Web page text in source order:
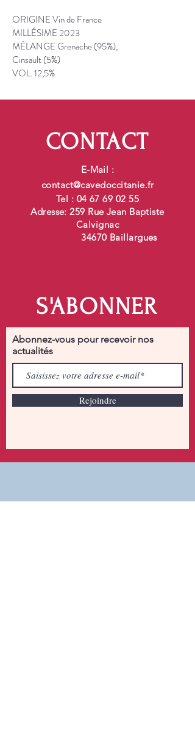
ORIGINE Vin de France
MILLÉSIME 2023
MÉLANGE Grenache (95%),
Cinsault (5%)
VOL. 12,5%
CONTACT
E-Mail :
contact@cavedoccitanie.fr
Tel : 04 67 69 02 55
Adresse: 259 Rue Jean Baptiste
Calvignac
34670 Baillargues
S'ABONNER
Abonnez-vous pour recevoir nos
actualités
Rejoindre